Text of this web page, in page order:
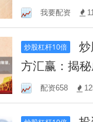
资，助您财富
我要配资
炒股杠杆10倍
炒股杠杆10倍 东
方汇赢：揭
慧，引领未来
配资658